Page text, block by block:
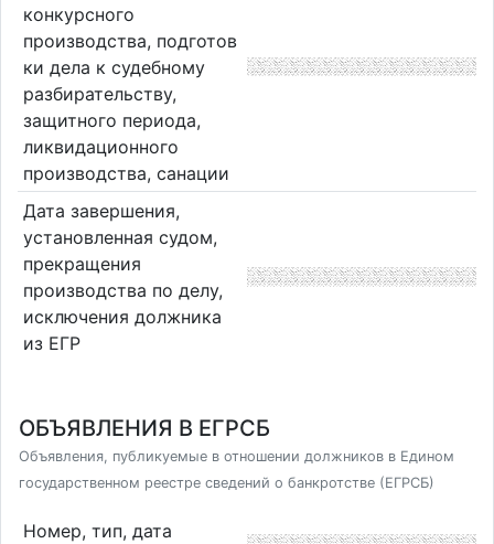
конкурсного
производства, подготов
ки дела к судебному
разбирательству,
защитного периода,
ликвидационного
производства, санации
Дата завершения,
установленная судом,
прекращения
производства по делу,
исключения должника
из ЕГР
ОБЪЯВЛЕНИЯ В ЕГРСБ
Объявления, публикуемые в отношении должников в Едином
государственном реестре сведений о банкротстве (ЕГРСБ)
Номер, тип, дата